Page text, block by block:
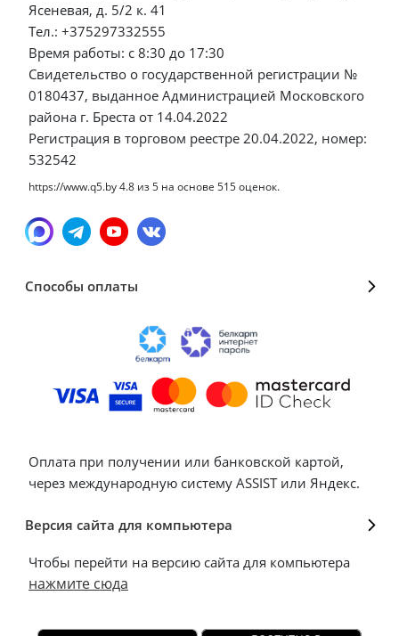
Ясеневая, д. 5/2 к. 41
Тел.: +375297332555
Время работы: с 8:30 до 17:30
Свидетельство о государственной регистрации №
0180437, выданное Администрацией Московского
района г. Бреста от 14.04.2022
Регистрация в торговом реестре 20.04.2022, номер:
532542
https://www.q5.by4.8 из5 на основе 515оценок.
Способы оплаты
Оплата при получении или банковской картой,
через международную систему ASSIST или Яндекс.
Версия сайта для компьютера
Чтобы перейти на версию сайта для компьютера
нажмите сюда